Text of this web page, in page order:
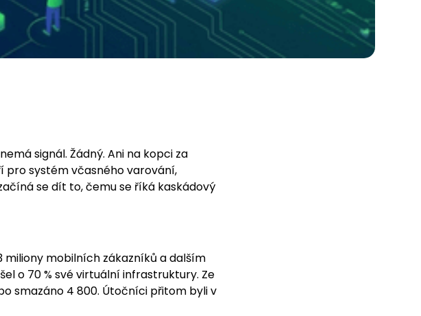
signál. Žádný. Ani na kopci za
pro systém včasného varování,
se dít to, čemu se říká kaskádový
mobilních zákazníků a dalším
o 70 % své virtuální infrastruktury. Ze
smazáno 4 800. Útočníci přitom byli v